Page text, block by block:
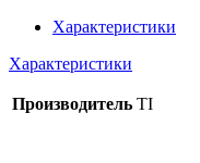
Характеристики
Характеристики
Производитель TI